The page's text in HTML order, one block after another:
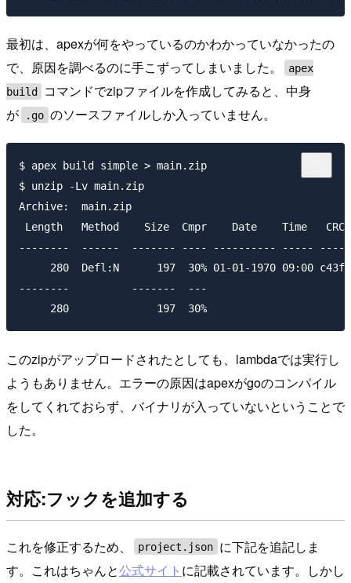
最初は、apexが何をやっているのかわかっていなかったの
で、原因を調べるのに手こずってしまいました。
apex
build
コマンドでzipファイルを作成してみると、中身
が
.go のソースファイルしか入っていません。
$ apex build simple > main.zip
$ unzip -Lv main.zip
Archive:  main.zip
Length   Method    Size  Cmpr    Date    Time   CRC-
--------  ------  ------- ---- ---------- -----
280  Defl:N      197  30% 01-01-1970 09:00
--------          -------  ---
このzipがアップロードされたとしても、lambdaでは実行し
ようもありません。エラーの原因はapexがgoのコンパイル
をしてくれておらず、バイナリが入っていないということで
した。
対応:フックを追加する
これを修正するため、 project.json に下記を追記しま
す。これはちゃんと公式サイト に記載されています。しかし